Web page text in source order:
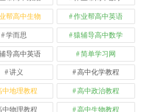
帮高中生物 作业帮高中英语
学而思 猿辅导高中数学
导高中英语 简单学习网
讲义 高中化学教程
中地理教程 高中政治教程
中物理教程 高中生物教程